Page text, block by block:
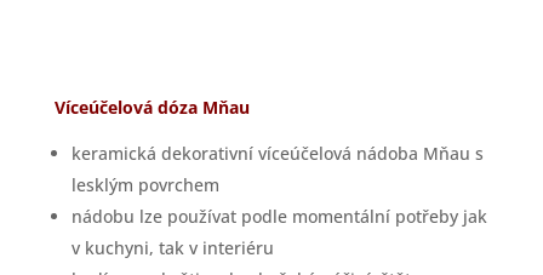
Víceúčelová dóza Mňau
keramická dekorativní víceúčelová nádoba Mňau s
lesklým povrchem
nádobu lze používat podle momentální potřeby jak
v kuchyni, tak v interiéru